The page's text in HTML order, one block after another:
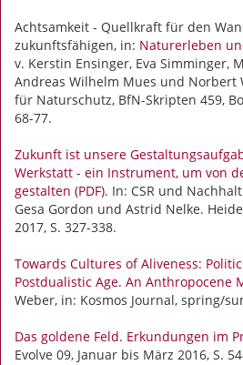
Achtsamkeit - Quellkraft für den
zukunftsfähigen, in: Naturerleben
v. Kerstin Ensinger, Eva Simminger,
Andreas Wilhelm Mues und Norbert
für Naturschutz, BfN-Skripten 459,
68-77.
Zukunft ist unsere
Werkstatt - ein Instrument, um von
gestalten (PDF). In: CSR und
Gesa Gordon und Astrid Nelke.
2017, S. 327-338.
Towards Cultures of Aliveness:
Postdualistic Age. An Anthropocene
Weber, in: Kosmos Journal, spring/
Das goldene Feld. Erkundungen im
Evolve 09, Januar bis März 2016, S.